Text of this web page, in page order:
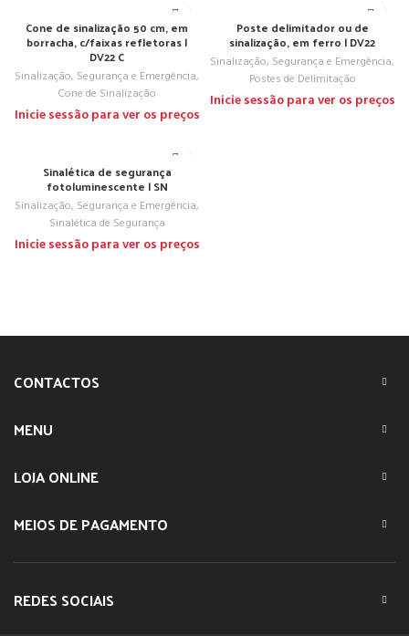
Cone de sinalização 50 cm, em
borracha, c/faixas refletoras |
DV22 C
Sinalização, Segurança e Emergência,
Cone de Sinalização
Inicie sessão para ver os preços
Poste delimitador ou de
sinalização, em ferro | DV22
Sinalização, Segurança e Emergência,
Postes de Delimitação
Inicie sessão para ver os preços
Sinalética de segurança
fotoluminescente | SN
Sinalização, Segurança e Emergência,
Sinalética de Segurança
Inicie sessão para ver os preços
CONTACTOS
MENU
LOJA ONLINE
MEIOS DE PAGAMENTO
REDES SOCIAIS